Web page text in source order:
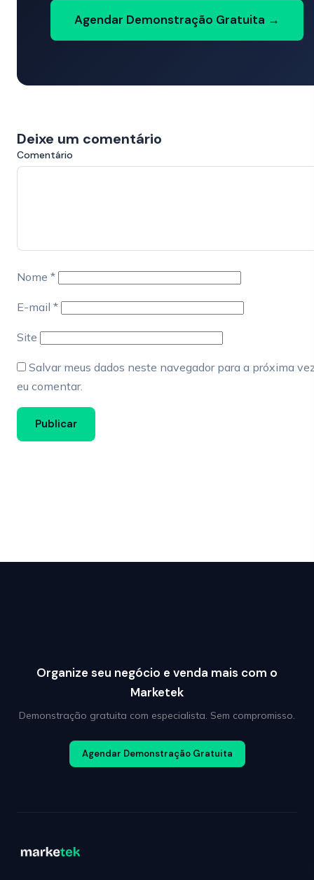
Agendar Demonstração Gratuita →
Deixe um comentário
Comentário
Nome *
E-mail *
Site
Salvar meus dados neste navegador para a próxima
eu comentar.
Organize seu negócio e venda mais com o
Marketek
Demonstração gratuita com especialista. Sem compromisso.
Agendar Demonstração Gratuita